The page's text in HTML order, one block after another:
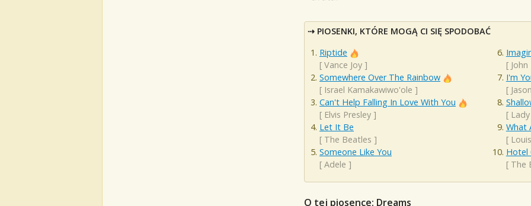
PIOSENKI, KTÓRE MOGĄ CI SIĘ SPODOBAĆ
Riptide
[ Vance Joy ]
Somewhere Over The Rainbow
[ Israel Kamakawiwo'ole ]
Can't Help Falling In Love With You
[ Elvis Presley ]
Let It Be
[ The Beatles ]
Someone Like You
[ Adele ]
[
I'm
[
[
What
[
Hotel
[ The
O tej piosence: Dreams